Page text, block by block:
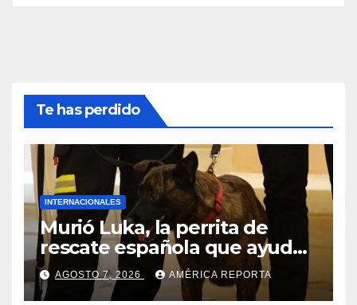
Te has perdido
INTERNACIONALES
Murió Luka, la perrita de
rescate española que ayudó
a buscar sobrevivientes bajo
los escombros tras los
AGOSTO 7, 2026 AMÉRICA REPORTA